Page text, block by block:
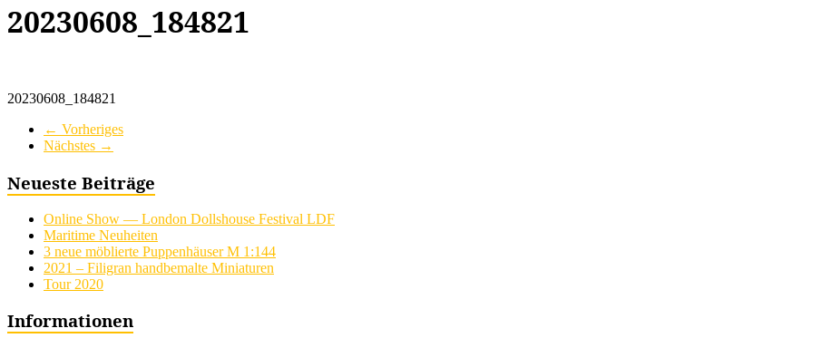
20230608_184821
20230608_184821
← Vorheriges
Nächstes →
Neueste Beiträge
Online Show — London Dollshouse Festival LDF
Maritime Neuheiten
3 neue möblierte Puppenhäuser M 1:144
2021 – Filigran handbemalte Miniaturen
Tour 2020
Informationen